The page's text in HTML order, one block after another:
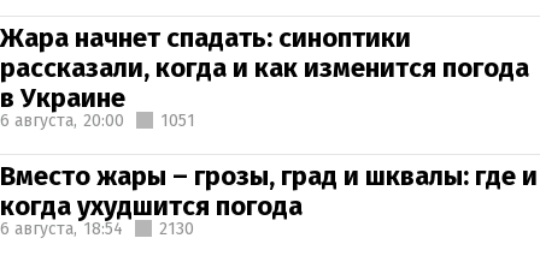
Жара начнет спадать: синоптики
рассказали, когда и как изменится погода
в Украине
6 августа, 20:00 1051
Вместо жары – грозы, град и шквалы: где и
когда ухудшится погода
6 августа, 18:54 2130